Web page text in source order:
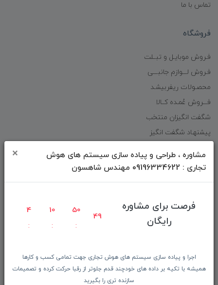
مشاوره ، طراحی و پیاده سازی سیستم های هوش
تجاری : 09196334622 مهندس شاهسون
×
فرصت برای مشاوره
رایگان
4 10 50
48
اجرا و پیاده سازی سیستم های هوش تجاری جهت تمامی کسب و کارها
همیشه با تکیه بر داده های خودچند قدم جلوتر از رقبا حرکت کرده و تصمیمات
سازنده تری را بگیرید
تماس با ما
فروشگاه
فـروش موبایـل و تبــلت
فـروش لـــوازم جانبـــی
محصـولات ریفربیشـد
فـــروش عُمـده کــالا
شگفت انگیزان منتخب
پیشنهـاد شگفت انگیز
صفحه ابتدایی سایت
راهنمای ثبت سفارش
ویتریــن فروشگـــاه
درباره ما بیشتر بدانید